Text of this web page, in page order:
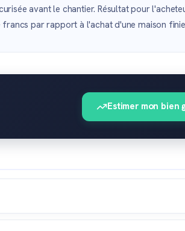
avant le chantier. Résultat pour
par rapport à l'achat d'une maison
Estimer mon bien
la réservation, les tranches suivantes sont